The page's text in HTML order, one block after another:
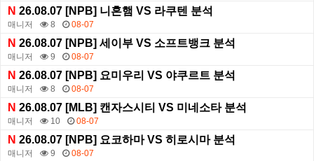
N 26.08.07 [NPB] 니혼햄 VS 라쿠텐 분석
매니저 8 08-07
N 26.08.07 [NPB] 세이부 VS 소프트뱅크 분석
매니저 9 08-07
N 26.08.07 [NPB] 요미우리 VS 야쿠르트 분석
매니저 8 08-07
N 26.08.07 [MLB] 캔자스시티 VS 미네소타 분석
매니저 10 08-07
N 26.08.07 [NPB] 요코하마 VS 히로시마 분석
매니저 9 08-07